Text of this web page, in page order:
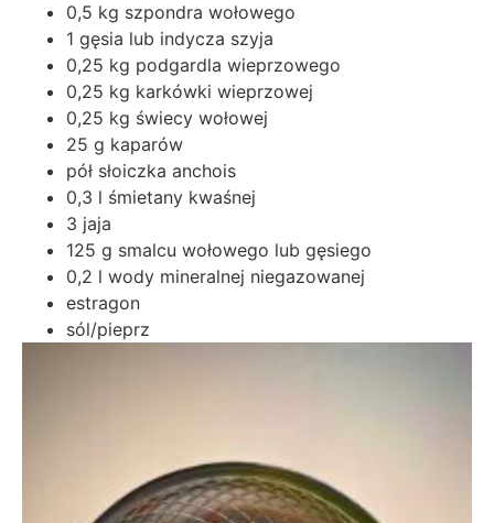
0,5 kg szpondra wołowego
1 gęsia lub indycza szyja
0,25 kg podgardla wieprzowego
0,25 kg karkówki wieprzowej
0,25 kg świecy wołowej
25 g kaparów
pół słoiczka anchois
0,3 l śmietany kwaśnej
3 jaja
125 g smalcu wołowego lub gęsiego
0,2 l wody mineralnej niegazowanej
estragon
sól/pieprz